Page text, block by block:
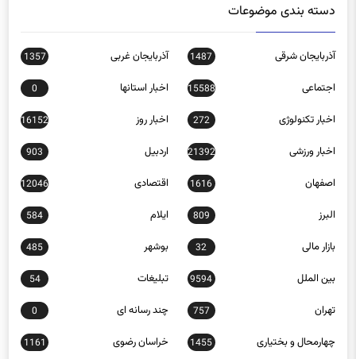
دسته بندی موضوعات
آذربایجان شرقی 1487 آذربایجان غربی 1357
اجتماعی 15588 اخبار استانها 0
اخبار تکنولوژی 272 اخبار روز 16152
اخبار ورزشی 21392 اردبیل 903
اصفهان 1616 اقتصادی 12046
البرز 809 ایلام 584
بازار مالی 32 بوشهر 485
بین الملل 9594 تبلیغات 54
تهران 757 چند رسانه ای 0
چهارمحال و بختیاری 1455 خراسان رضوی 1161